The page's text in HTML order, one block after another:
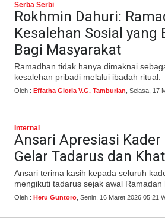
Serba Serbi
Rokhmin Dahuri:
Kesalehan Sosial yang
Bagi Masyarakat
Ramadhan tidak hanya dimaknai
kesalehan pribadi melalui ibadah ritual.
Oleh : Effatha Gloria V.G. Tamburian , Selasa, 17
Internal
Ansari Apresiasi
Gelar Tadarus dan
Ansari terima kasih kepada seluruh
mengikuti tadarus sejak awal Ramadan
Oleh : Heru Guntoro , Senin, 16 Maret 2026 05:21